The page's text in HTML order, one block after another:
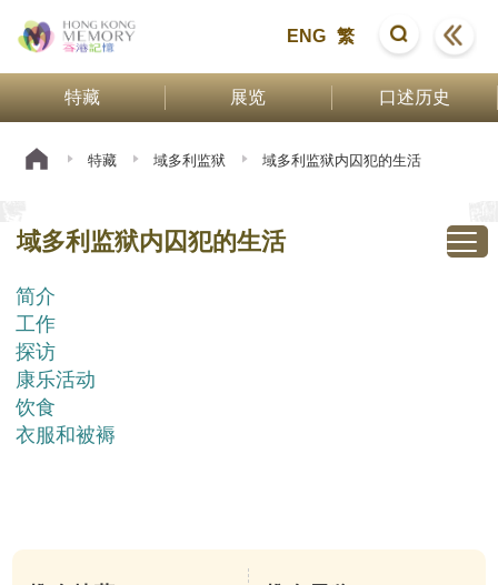
ENG 繁
特藏 展览 口述历史
特藏 域多利监狱 域多利监狱内囚犯的生活
域多利监狱内囚犯的生活
简介
工作
探访
康乐活动
饮食
衣服和被褥